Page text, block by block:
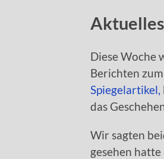
Diese Woche
Berichten
Spiegelartikel,
das
Wir sagten
gesehen